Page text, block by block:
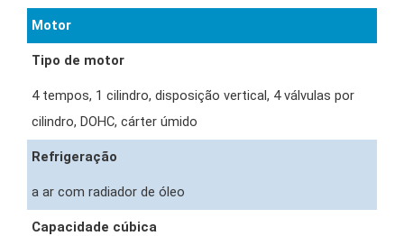
Motor
Tipo de motor
4 tempos, 1 cilindro, disposição vertical, 4 válvulas por
cilindro, DOHC, cárter úmido
Refrigeração
a ar com radiador de óleo
Capacidade cúbica